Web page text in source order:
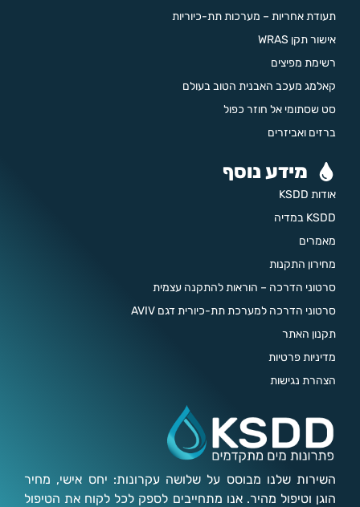
תעודת אחריות – מערכות תת-כיוריות
אישור תקן WRAS
רשימת מפיצים
קאלמג מעכב האבנית הטוב בעולם
סט שסתומי אל חוזר כפול
ברזים ואביזרים
מידע נוסף
אודות KSDD
KSDD במדיה
מאמרים
מחירון התקנות
סרטוני הדרכה – הוראות להתקנה עצמית
סרטוני הדרכה למערכת תת-כיורית דגם AVIV
תקנון האתר
מדיניות פרטיות
הצהרת נגישות
השירות שלנו מבוסס על שלושה עקרונות: יחס אישי, מחיר
הוגן וטיפול מהיר. אנו מתחייבים לספק לכל לקוח את הטיפול